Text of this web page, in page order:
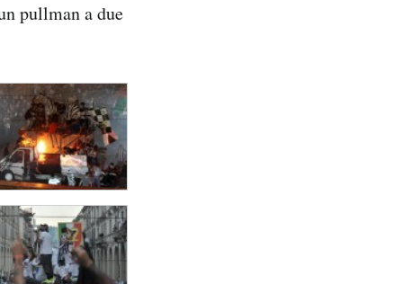
pullman a due